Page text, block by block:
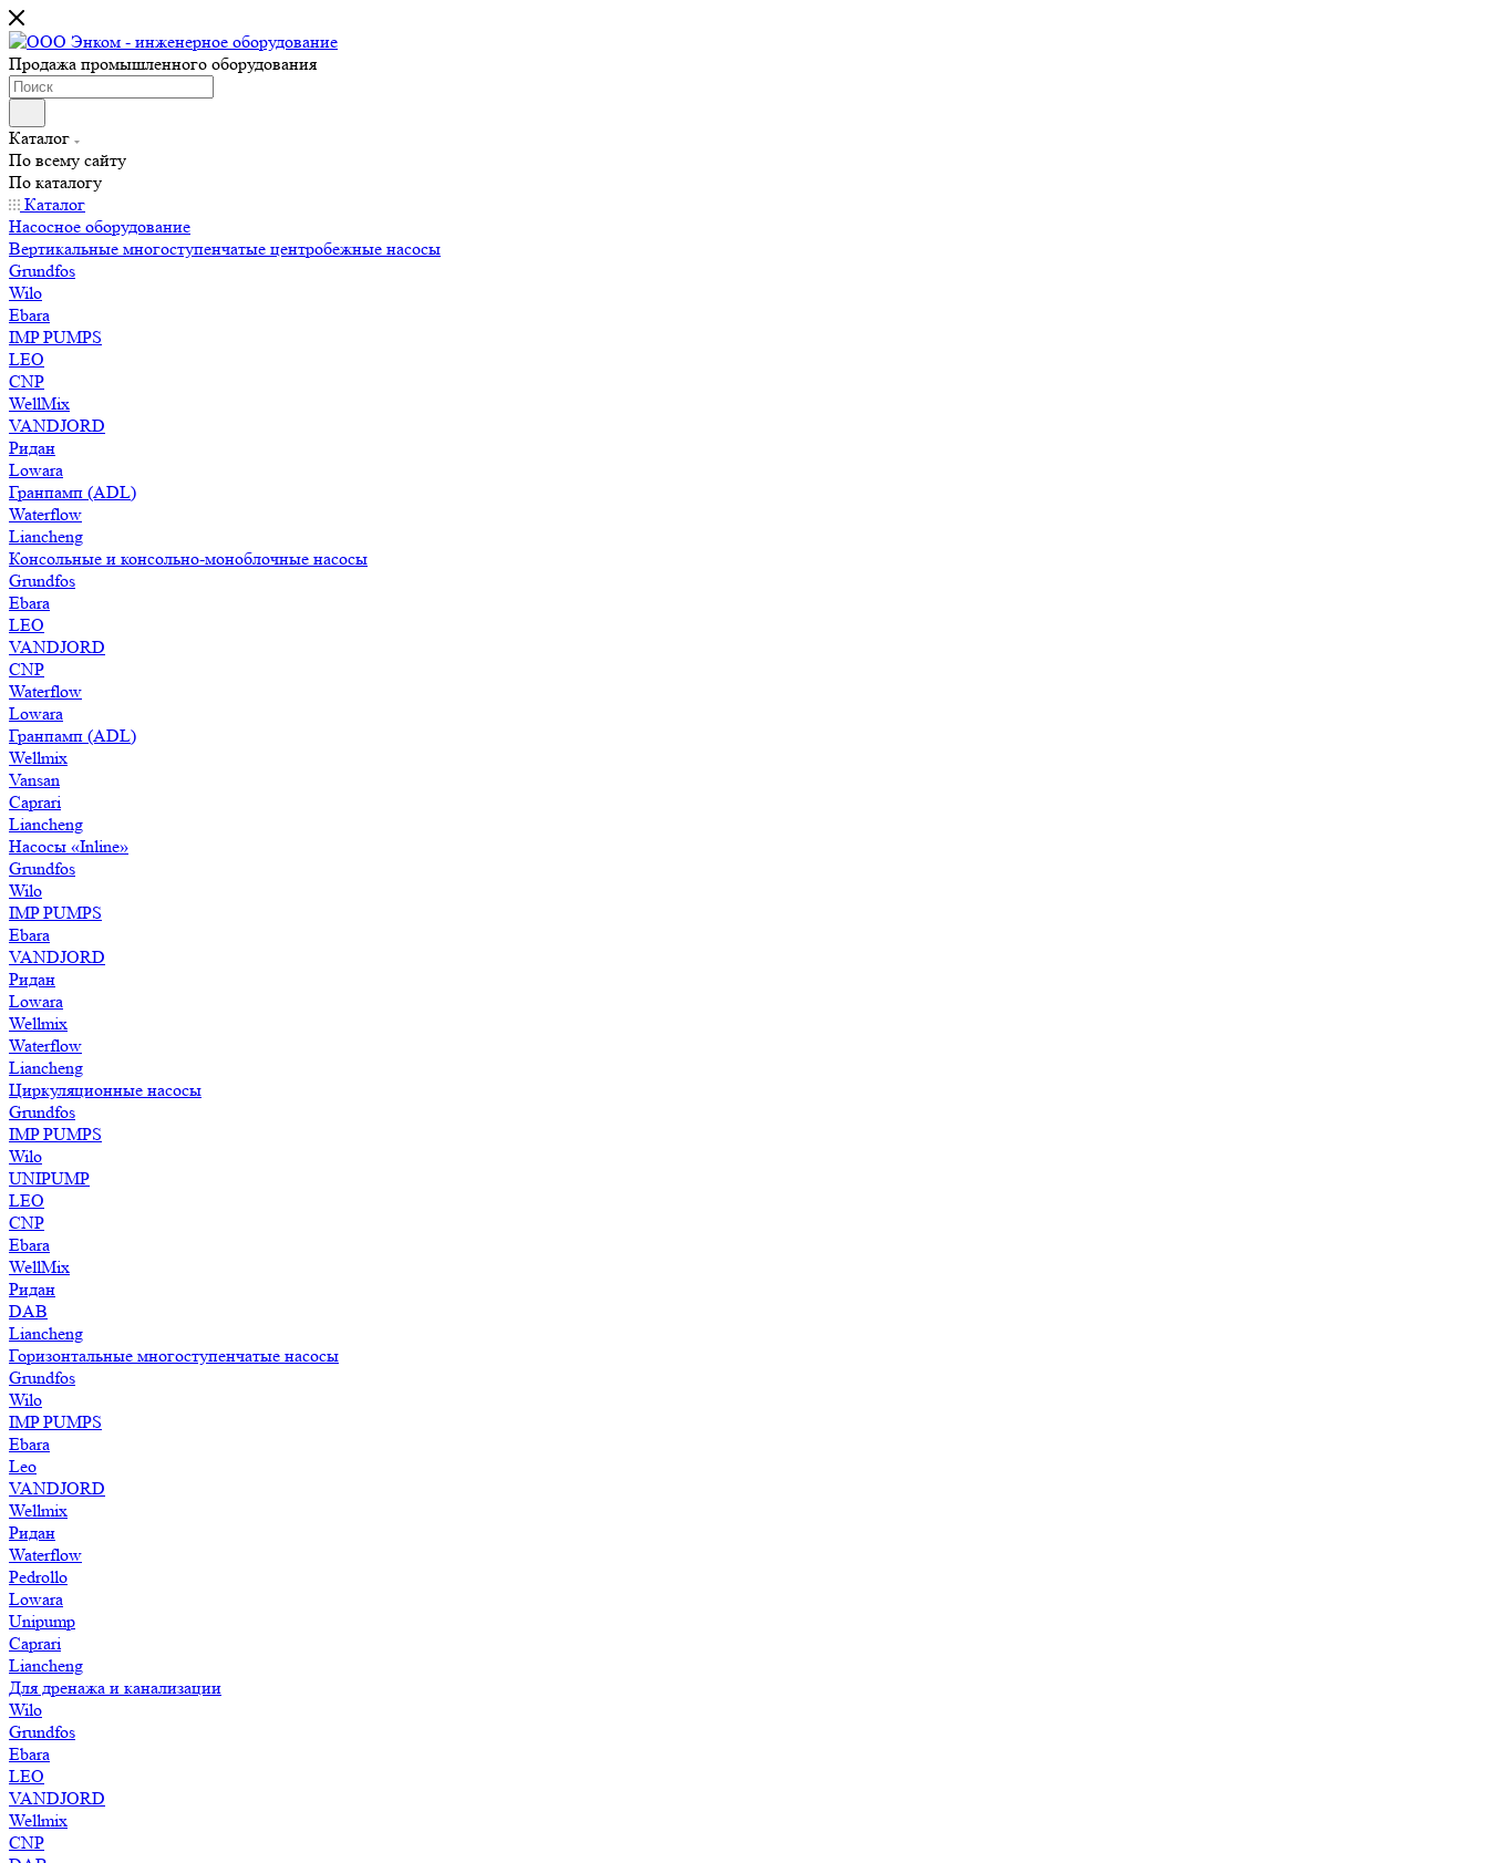
Продажа промышленного оборудования
Каталог
По всему сайту
По каталогу
Каталог
Насосное оборудование
Вертикальные многоступенчатые центробежные насосы
Grundfos
Wilo
Ebara
IMP PUMPS
LEO
CNP
WellMix
VANDJORD
Ридан
Lowara
Гранпамп (ADL)
Waterflow
Liancheng
Консольные и консольно-моноблочные насосы
Grundfos
Ebara
LEO
VANDJORD
CNP
Waterflow
Lowara
Гранпамп (ADL)
Wellmix
Vansan
Caprari
Liancheng
Насосы «Inline»
Grundfos
Wilo
IMP PUMPS
Ebara
VANDJORD
Ридан
Lowara
Wellmix
Waterflow
Liancheng
Циркуляционные насосы
Grundfos
IMP PUMPS
Wilo
UNIPUMP
LEO
CNP
Ebara
WellMix
Ридан
DAB
Liancheng
Горизонтальные многоступенчатые насосы
Grundfos
Wilo
IMP PUMPS
Ebara
Leo
VANDJORD
Wellmix
Ридан
Waterflow
Pedrollo
Lowara
Unipump
Caprari
Liancheng
Для дренажа и канализации
Wilo
Grundfos
Ebara
LEO
VANDJORD
Wellmix
CNP